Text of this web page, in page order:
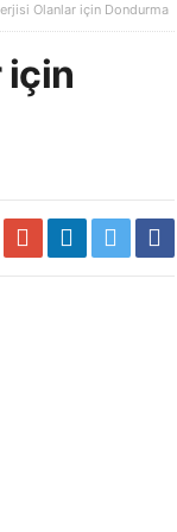
Olanlar için Dondurma
için